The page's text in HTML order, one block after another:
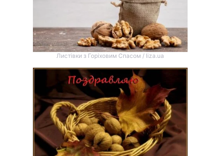
Листівки з Горіховим Спасом / liza.ua